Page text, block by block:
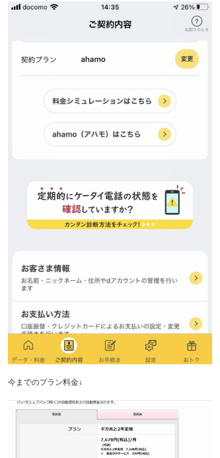
今までのプラン料金↓